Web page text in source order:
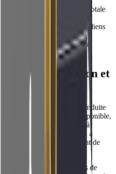
pas seulement la capacité totale
selon les gallons quotidiens
dureté.
et des membranes avec des
réalistes.
à l’installation et
clé s’installent sur la conduite
mesurez l’espace disponible,
identifiez l’accès au drain, à
d’arrêt si le système en a
une autorisation avant de
pour les filtres simples de